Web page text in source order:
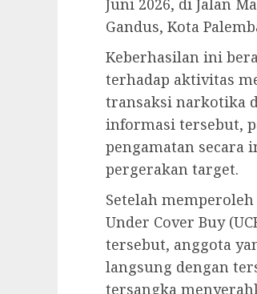
Gandus, Kota
Keberhasilan ini
terhadap aktivitas
transaksi narkotika
informasi tersebut,
pengamatan secara
pergerakan target.
Setelah
Under Cover Buy
tersebut, anggota
langsung dengan
tersangka